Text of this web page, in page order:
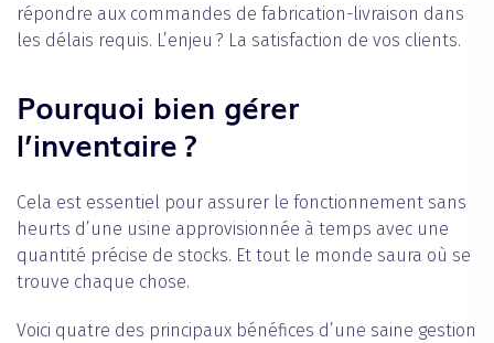
répondre aux commandes de fabrication-livraison dans
les délais requis. L’enjeu ? La satisfaction de vos clients.
Pourquoi bien gérer
l’inventaire ?
Cela est essentiel pour assurer le fonctionnement sans
heurts d’une usine approvisionnée à temps avec une
quantité précise de stocks. Et tout le monde saura où se
trouve chaque chose.
Voici quatre des principaux bénéfices d’une saine gestion